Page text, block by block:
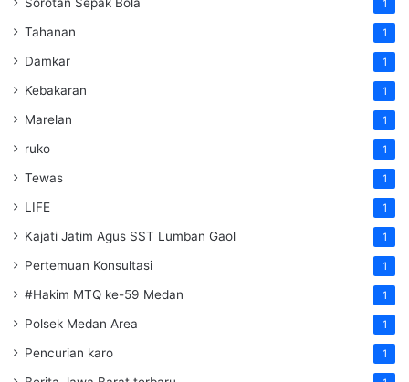
1
Tahanan 1
Damkar 1
Kebakaran 1
Marelan 1
ruko 1
Tewas 1
LIFE 1
Kajati Jatim Agus SST Lumban Gaol 1
Pertemuan Konsultasi 1
#Hakim MTQ ke-59 Medan 1
Polsek Medan Area 1
Pencurian karo 1